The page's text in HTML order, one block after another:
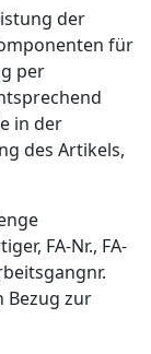
der
für
per
in der
des Artikels,
FA-Nr., FA-
Bezug zur